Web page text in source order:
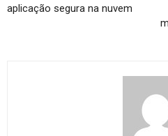
aplicação segura na nuvem